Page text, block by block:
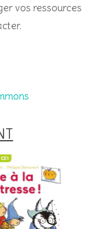
vos ressources